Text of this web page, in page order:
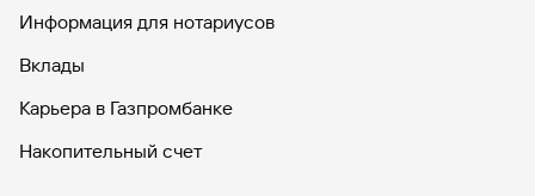
Информация для нотариусов
Вклады
Карьера в Газпромбанке
Накопительный счет